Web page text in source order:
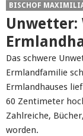
BISCHOF
Unwetter:
Das schwere
Ermlandfamilie
Ermlandhauses
60 Zentimeter
Zahlreiche,
worden.